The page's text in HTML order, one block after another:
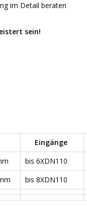
im Detail beraten
sein!
Eingänge
bis 6XDN110
bis 8XDN110